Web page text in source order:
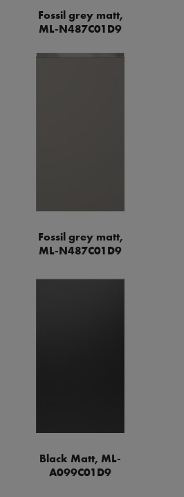
Fossil grey matt,
ML-N487C01D9
Fossil grey matt,
ML-N487C01D9
Black Matt, ML-
A099C01D9